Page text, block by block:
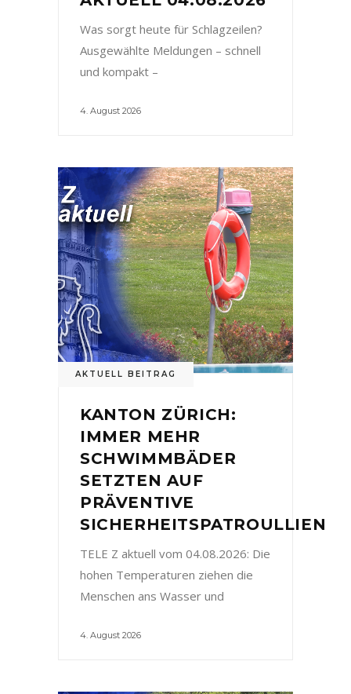
Was sorgt heute für Schlagzeilen?
Ausgewählte Meldungen – schnell
und kompakt –
4. August 2026
AKTUELL BEITRAG
KANTON ZÜRICH:
IMMER MEHR
SCHWIMMBÄDER
SETZTEN AUF
PRÄVENTIVE
SICHERHEITSPATROULLIEN
TELE Z aktuell vom 04.08.2026: Die
hohen Temperaturen ziehen die
Menschen ans Wasser und
4. August 2026